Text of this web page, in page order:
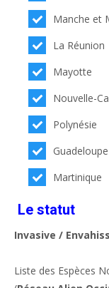
Manche et
La Réunion
Mayotte
Nouvelle-
Polynésie
Guadeloupe
Martinique
Le statut
Invasive /
Liste des Espèces